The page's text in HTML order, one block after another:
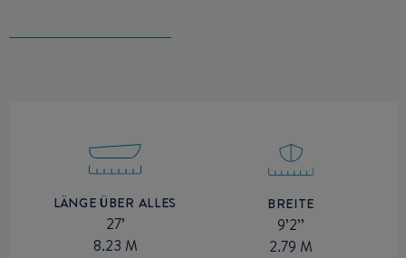
LÄNGE ÜBER ALLES
27’
8.23 M
BREITE
9’2’’
2.79 M